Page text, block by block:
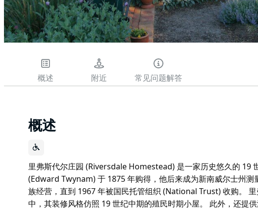
概述 附近 常见问题解答
概述
里弗斯代尔庄园 (Riversdale Homestead) 是一家历史悠久的 19
(Edward Twynam) 于 1875 年购得，他后来成为新南威尔士州测
族经营，直到 1967 年被国民托管组织 (National Trust) 收购。
中，其装修风格仿照 19 世纪中期的殖民时期小屋。 此外，还提